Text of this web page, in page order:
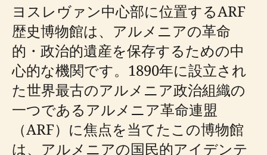
ヨスレヴァン中心部に位置するARF
歴史博物館は、アルメニアの革命
的・政治的遺産を保存するための中
心的な機関です。1890年に設立され
た世界最古のアルメニア政治組織の
一つであるアルメニア革命連盟
（ARF）に焦点を当てたこの博物館
は、アルメニアの国民的アイデンテ